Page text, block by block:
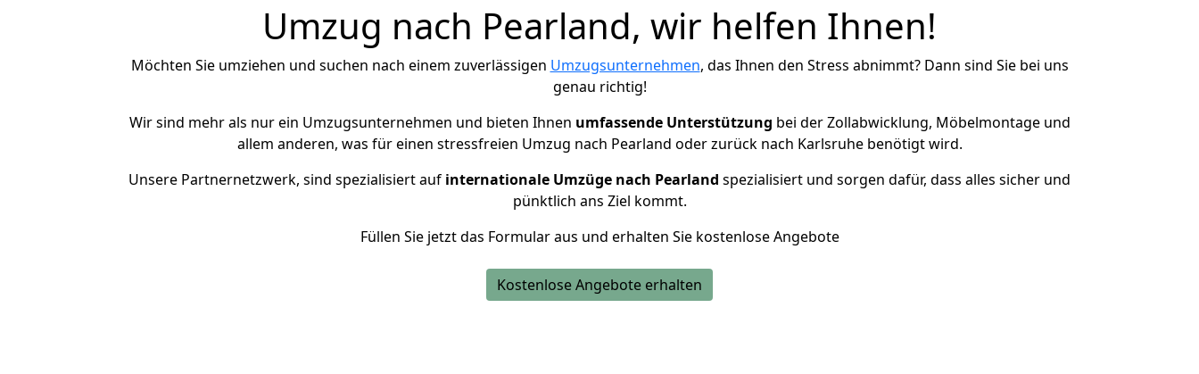
Umzug nach Pearland, wir helfen Ihnen!
Möchten Sie umziehen und suchen nach einem zuverlässigen Umzugsunternehmen, das Ihnen den Stress abnimmt? Dann sind Sie bei uns
genau richtig!
Wir sind mehr als nur ein Umzugsunternehmen und bieten Ihnen umfassende Unterstützung bei der Zollabwicklung, Möbelmontage und
allem anderen, was für einen stressfreien Umzug nach Pearland oder zurück nach Karlsruhe benötigt wird.
Unsere Partnernetzwerk, sind spezialisiert auf internationale Umzüge nach Pearland spezialisiert und sorgen dafür, dass alles sicher und
pünktlich ans Ziel kommt.
Füllen Sie jetzt das Formular aus und erhalten Sie kostenlose Angebote
Kostenlose Angebote erhalten